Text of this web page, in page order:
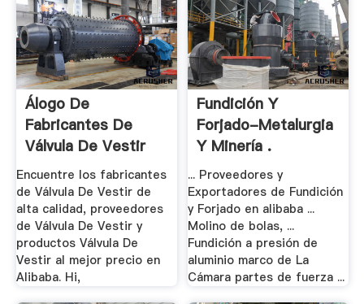
Álogo De
Fabricantes De
Válvula De Vestir
De .
Encuentre los fabricantes
de Válvula De Vestir de
alta calidad, proveedores
de Válvula De Vestir y
productos Válvula De
Vestir al mejor precio en
Alibaba. Hi,
Fundición Y
Forjado-Metalurgia
Y Minería .
... Proveedores y
Exportadores de Fundición
y Forjado en alibaba ...
Molino de bolas, ...
Fundición a presión de
aluminio marco de La
Cámara partes de fuerza ...